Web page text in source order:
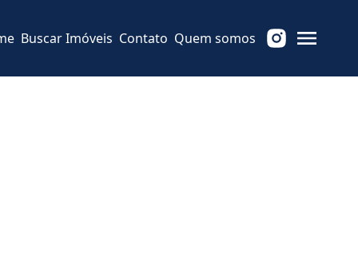
Buscar Imóveis Contato Quem somos